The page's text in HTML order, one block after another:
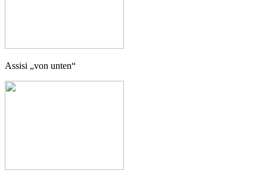
Assisi „von unten“